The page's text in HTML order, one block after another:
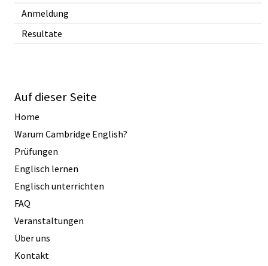
Anmeldung
Resultate
Auf dieser Seite
Home
Warum Cambridge English?
Prüfungen
Englisch lernen
Englisch unterrichten
FAQ
Veranstaltungen
Über uns
Kontakt